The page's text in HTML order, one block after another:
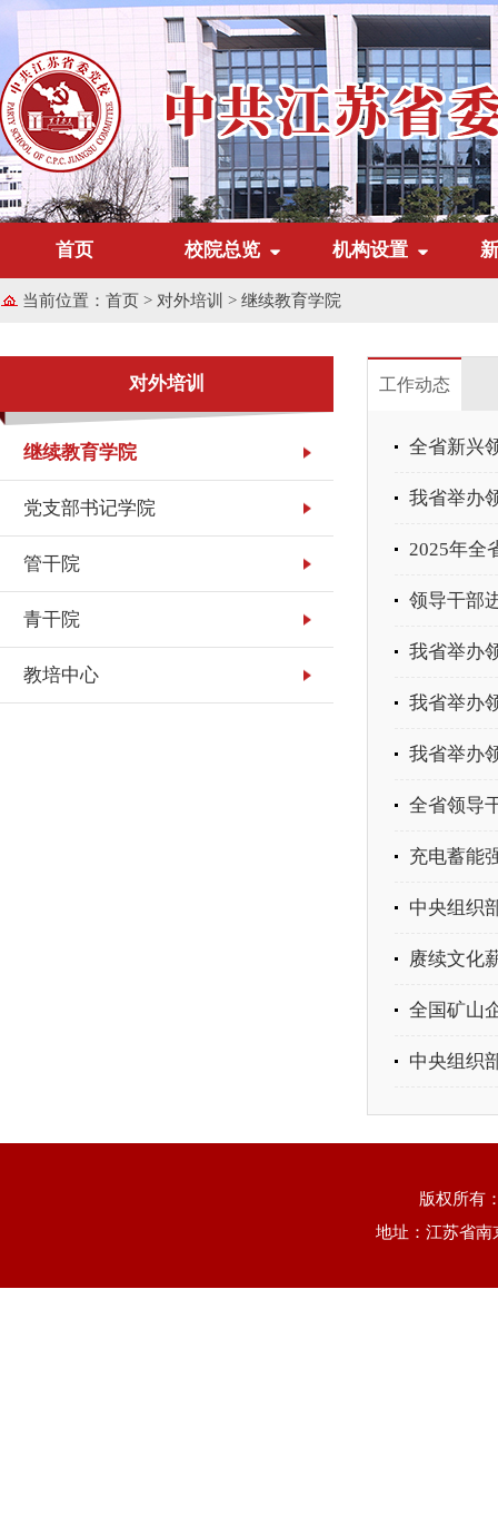
首页 校院总览 机构设置
当前位置： 首页 > 对外培训 > 继续教育学院
对外培训
继续教育学院
党支部书记学院
管干院
青干院
教培中心
工作动态
全省新兴
我省举办
2025年全
领导干部
我省举办
我省举办
我省举办
全省领导
充电蓄能
中央组织
赓续文化
全国矿山
中央组织
版权所有
地址：江苏省南